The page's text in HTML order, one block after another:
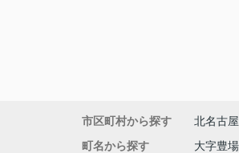
市区町村から探す 北名古
町名から探す
大字豊場